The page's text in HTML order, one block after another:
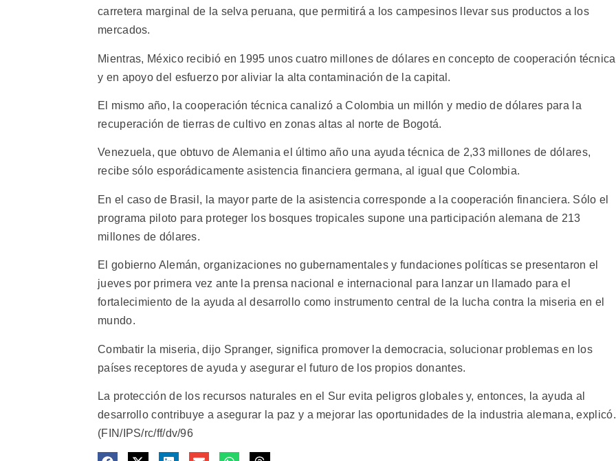
carretera marginal de la selva peruana, que permitirá a los campesinos llevar sus productos a los
mercados.
Mientras, México recibió en 1995 unos cuatro millones de dólares en concepto de cooperación técnica
y en apoyo del esfuerzo por aliviar la alta contaminación de la capital.
El mismo año, la cooperación técnica canalizó a Colombia un millón y medio de dólares para la
recuperación de tierras de cultivo en zonas altas al norte de Bogotá.
Venezuela, que obtuvo de Alemania el último año una ayuda técnica de 2,33 millones de dólares,
recibe sólo esporádicamente asistencia financiera germana, al igual que Colombia.
En el caso de Brasil, la mayor parte de la asistencia corresponde a la cooperación financiera. Sólo el
programa piloto para proteger los bosques tropicales supone una participación alemana de 213
millones de dólares.
El gobierno Alemán, organizaciones no gubernamentales y fundaciones políticas se presentaron el
jueves por primera vez ante la prensa nacional e internacional para lanzar un llamado para el
fortalecimiento de la ayuda al desarrollo como instrumento central de la lucha contra la miseria en el
mundo.
Combatir la miseria, dijo Spranger, significa promover la democracia, solucionar problemas en los
países receptores de ayuda y asegurar el futuro de los propios donantes.
La protección de los recursos naturales en el Sur evita peligros globales y, entonces, la ayuda al
desarrollo contribuye a asegurar la paz y a mejorar las oportunidades de la industria alemana, explicó.
(FIN/IPS/rc/ff/dv/96